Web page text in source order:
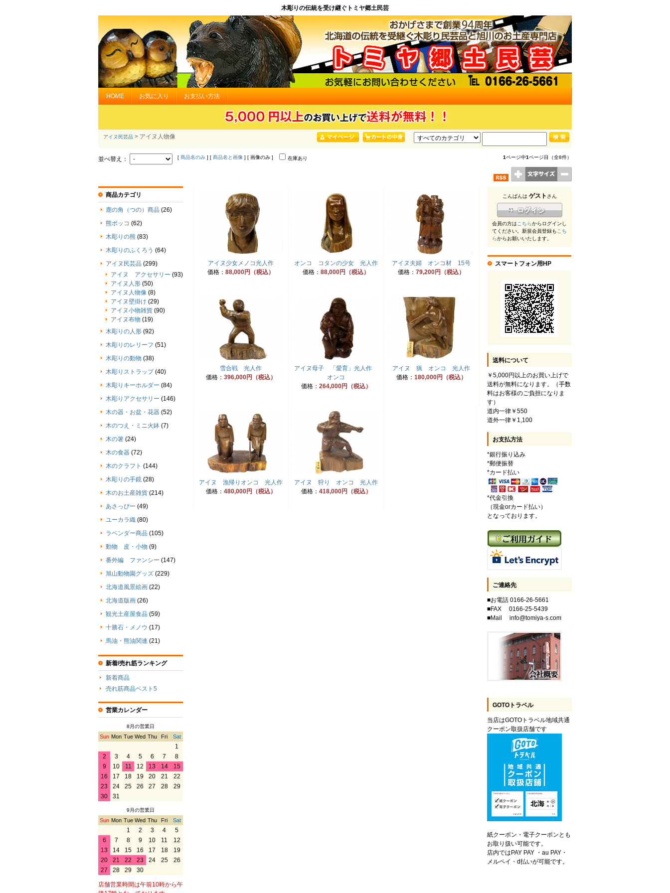
木彫りの伝統を受け継ぐトミヤ郷土民芸
HOME お気に入り お支払い方法
アイヌ民芸品 > アイヌ人物像
並べ替え： [ 商品名のみ ] [ 商品名と画像 ] [ 画像のみ ] 在庫あり 1ページ中1ページ目（全8件）
アイヌ少女メノコ光人作
価格： 88,000円（税込）
オンコ コタンの少女 光人作
価格： 88,000円（税込）
アイヌ夫婦 オンコ材 15号
価格： 79,200円（税込）
雪合戦 光人作
価格： 396,000円（税込）
アイヌ母子 「愛育」光人作
オンコ
価格： 264,000円（税込）
アイヌ 猟 オンコ 光人作
価格： 180,000円（税込）
アイヌ 漁帰りオンコ 光人作
価格： 480,000円（税込）
アイヌ 狩り オンコ 光人作
価格： 418,000円（税込）
商品カテゴリ
鹿の角（つの）商品 (26)
熊ボッコ (62)
木彫りの熊 (83)
木彫りのふくろう (64)
アイヌ民芸品 (299)
アイヌ アクセサリー (93)
アイヌ人形 (50)
アイヌ人物像 (8)
アイヌ壁掛け (29)
アイヌ小物雑貨 (90)
アイヌ布物 (19)
木彫りの人形 (92)
木彫りのレリーフ (51)
木彫りの動物 (38)
木彫りストラップ (40)
木彫りキーホルダー (84)
木彫りアクセサリー (146)
木の器・お盆・花器 (52)
木のつえ・ミニ火鉢 (7)
木の箸 (24)
木の食器 (72)
木のクラフト (144)
木彫りの手鏡 (28)
木のお土産雑貨 (214)
あさっぴー (49)
ユーカラ織 (80)
ラベンダー商品 (105)
動物 皮・小物 (9)
番外編 ファンシー (147)
旭山動物園グッズ (229)
北海道風景絵画 (22)
北海道版画 (26)
観光土産屋食品 (59)
十勝石・メノウ (17)
馬油・熊油関連 (21)
新着/売れ筋ランキング
新着商品
売れ筋商品ベスト5
営業カレンダー
8月の営業日
Sun Mon Tue Wed Thu Fri Sat
1
2
3 4 5 6 7
8
9
10 11 12 13 14
15
16
17 18 19 20 21
22
23
24 25 26 27 28
29
30
31
9月の営業日
Sun Mon Tue Wed Thu Fri Sat
1 2 3 4
5
6
7 8 9 10 11
12
13
14 15 16 17 18
19
20
21 22 23 24 25
26
27
28 29 30
店舗営業時間は午前10時から午
こんばんは ゲスト さん
会員の方はこちらからログインし
てください。新規会員登録もこち
らからお願いいたします。
スマートフォン用HP
送料について
￥5,000円以上のお買い上げで
送料が無料になります。（手数
料はお客様のご負担になりま
す）
道内一律￥550
道外一律￥1,100
お支払方法
*銀行振り込み
*郵便振替
*カード払い
*代金引換
（現金orカード払い）
となっております。
ご連絡先
■お電話 0166-26-5661
■FAX 0166-25-5439
■Mail info@tomiya-s.com
GOTOトラベル
当店はGOTOトラベル地域共通
クーポン取扱店舗です
紙クーポン・電子クーポンとも
お取り扱い可能です。
店内ではPAY PAY ・au PAY・
メルペイ・d払いが可能です。